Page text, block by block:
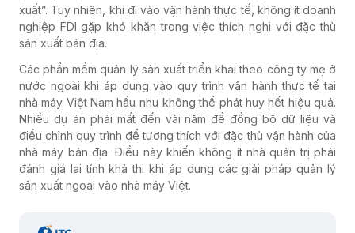
xuất”. Tuy nhiên, khi đi vào vận hành thực tế, không ít doanh
nghiệp FDI gặp khó khăn trong việc thích nghi với đặc thù
sản xuất bản địa.
Các phần mềm quản lý sản xuất triển khai theo công ty mẹ ở
nước ngoài khi áp dụng vào quy trình vận hành thực tế tại
nhà máy Việt Nam hầu như không thể phát huy hết hiệu quả.
Nhiều dự án phải mất đến vài năm để đồng bộ dữ liệu và
điều chỉnh quy trình để tương thích với đặc thù vận hành của
nhà máy bản địa. Điều này khiến không ít nhà quản trị phải
đánh giá lại tính khả thi khi áp dụng các giải pháp quản lý
sản xuất ngoại vào nhà máy Việt.